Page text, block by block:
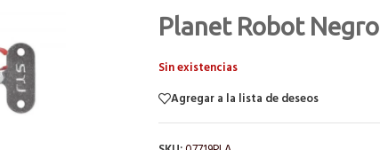
Planet Robot Negro
Sin existencias
Agregar a la lista de deseos